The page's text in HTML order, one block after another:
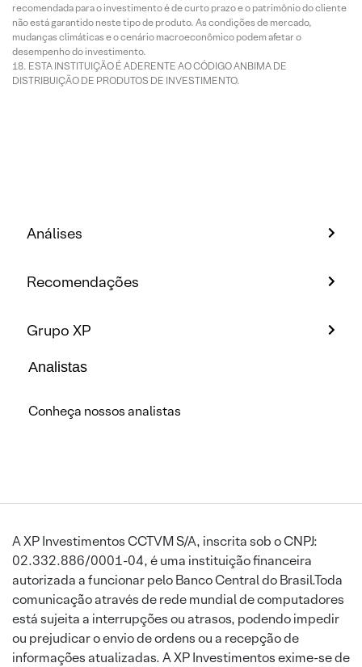
recomendada para o investimento é de curto prazo e o patrimônio do cliente
não está garantido neste tipo de produto. As condições de mercado,
mudanças climáticas e o cenário macroeconômico podem afetar o
desempenho do investimento.
ESTA INSTITUIÇÃO É ADERENTE AO CÓDIGO ANBIMA DE
DISTRIBUIÇÃO DE PRODUTOS DE INVESTIMENTO.
Análises
Recomendações
Grupo XP
Analistas
Conheça nossos analistas
A XP Investimentos CCTVM S/A, inscrita sob o CNPJ:
02.332.886/0001-04, é uma instituição financeira
autorizada a funcionar pelo Banco Central do Brasil.Toda
comunicação através de rede mundial de computadores
está sujeita a interrupções ou atrasos, podendo impedir
ou prejudicar o envio de ordens ou a recepção de
informações atualizadas. A XP Investimentos exime-se de